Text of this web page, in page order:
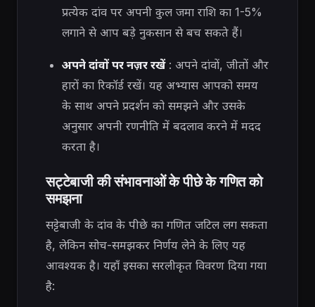
प्रत्येक दांव पर अपनी कुल जमा राशि का 1-5%
लगाने से आप बड़े नुकसान से बच सकते हैं।
अपने दांवों पर नज़र रखें: अपने दांवों, जीतों और
हारों का रिकॉर्ड रखें। यह अभ्यास आपको समय
के साथ अपने प्रदर्शन को समझने और उसके
अनुसार अपनी रणनीति में बदलाव करने में मदद
करता है।
सट्टेबाजी की संभावनाओं के पीछे के गणित को
समझना
सट्टेबाजी के दांव के पीछे का गणित जटिल लग सकता
है, लेकिन सोच-समझकर निर्णय लेने के लिए यह
आवश्यक है। यहाँ इसका सरलीकृत विवरण दिया गया
है: